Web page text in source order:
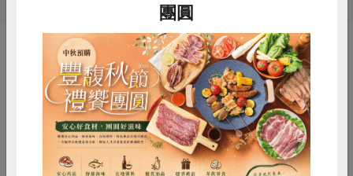
你可能有興趣的產品
惜食 RPET 食譜 減硝酸鹽
雞蛋 食安 共同購買
團圓